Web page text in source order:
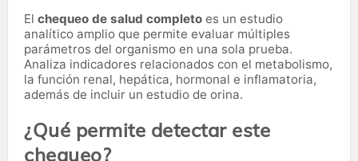
El chequeo de salud completo es un estudio
analítico amplio que permite evaluar múltiples
parámetros del organismo en una sola prueba.
Analiza indicadores relacionados con el metabolismo,
la función renal, hepática, hormonal e inflamatoria,
además de incluir un estudio de orina.
¿Qué permite detectar este
chequeo?